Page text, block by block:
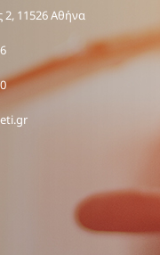
2, 11526 Αθήνα